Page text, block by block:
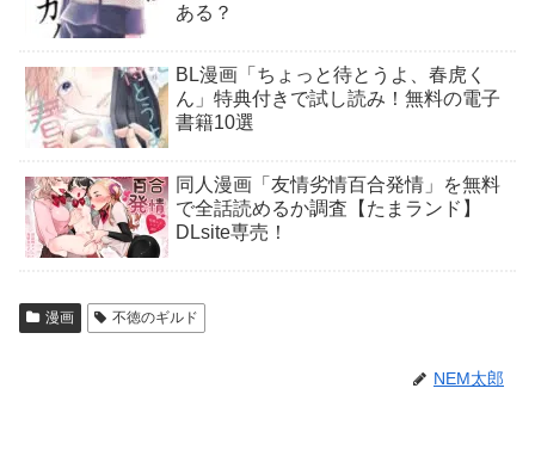
ある？
BL漫画「ちょっと待とうよ、春虎く
ん」特典付きで試し読み！無料の電子
書籍10選
同人漫画「友情劣情百合発情」を無料
で全話読めるか調査【たまランド】
DLsite専売！
漫画 不徳のギルド
NEM太郎